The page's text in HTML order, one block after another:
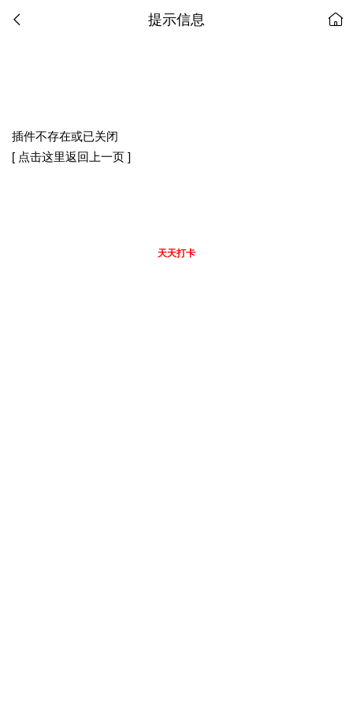
提示信息
插件不存在或已关闭
[ 点击这里返回上一页 ]
天天打卡